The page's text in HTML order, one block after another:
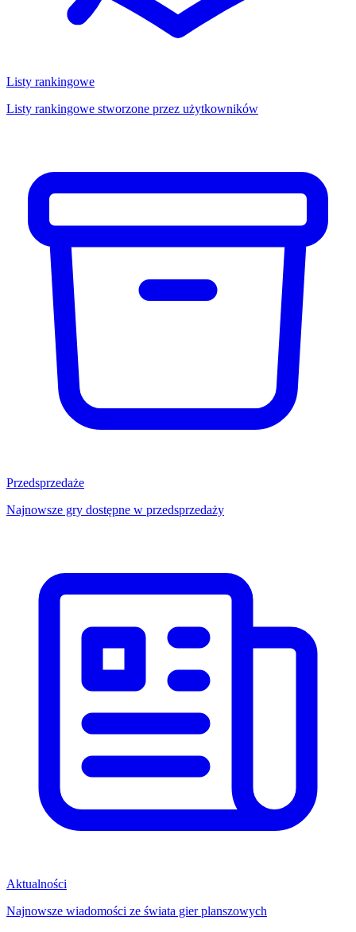
Listy rankingowe
Listy rankingowe stworzone przez użytkowników
Przedsprzedaże
Najnowsze gry dostępne w przedsprzedaży
Aktualności
Najnowsze wiadomości ze świata gier planszowych